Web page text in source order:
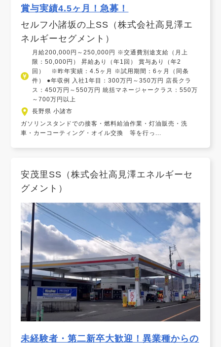
賞与実績4.5ヶ月！急募！
セルフ小諸坂の上SS（株式会社高見澤エ
ネルギーセグメント）
月給200,000円～250,000円 ※交通費別途支給（月上
限：50,000円） 昇給あり（年1回） 賞与あり（年2
回） ※昨年実績：4.5ヶ月 ※試用期間：6ヶ月（同条
件） ●年収例 入社1年目：300万円～350万円 店長クラ
ス：450万円～550万円 統括マネージャークラス：550万
～700万円以上
長野県 小諸市
ガソリンスタンドでの接客・燃料給油作業・灯油販売・洗
車・カーコーティング・オイル交換 等を行っ...
安茂里SS（株式会社高見澤エネルギーセ
グメント）
未経験者・第二新卒大歓迎！異業種からの